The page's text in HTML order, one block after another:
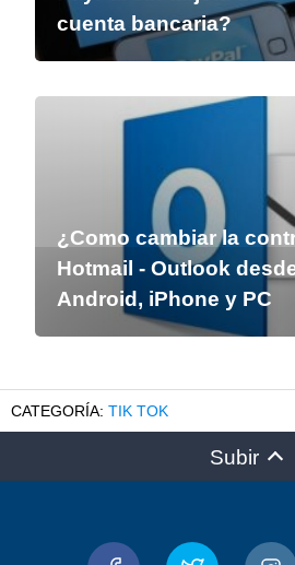
cuenta bancaria?
¿Como cambiar la
Hotmail - Outlook
Android, iPhone y PC
TIK TOK
Subir